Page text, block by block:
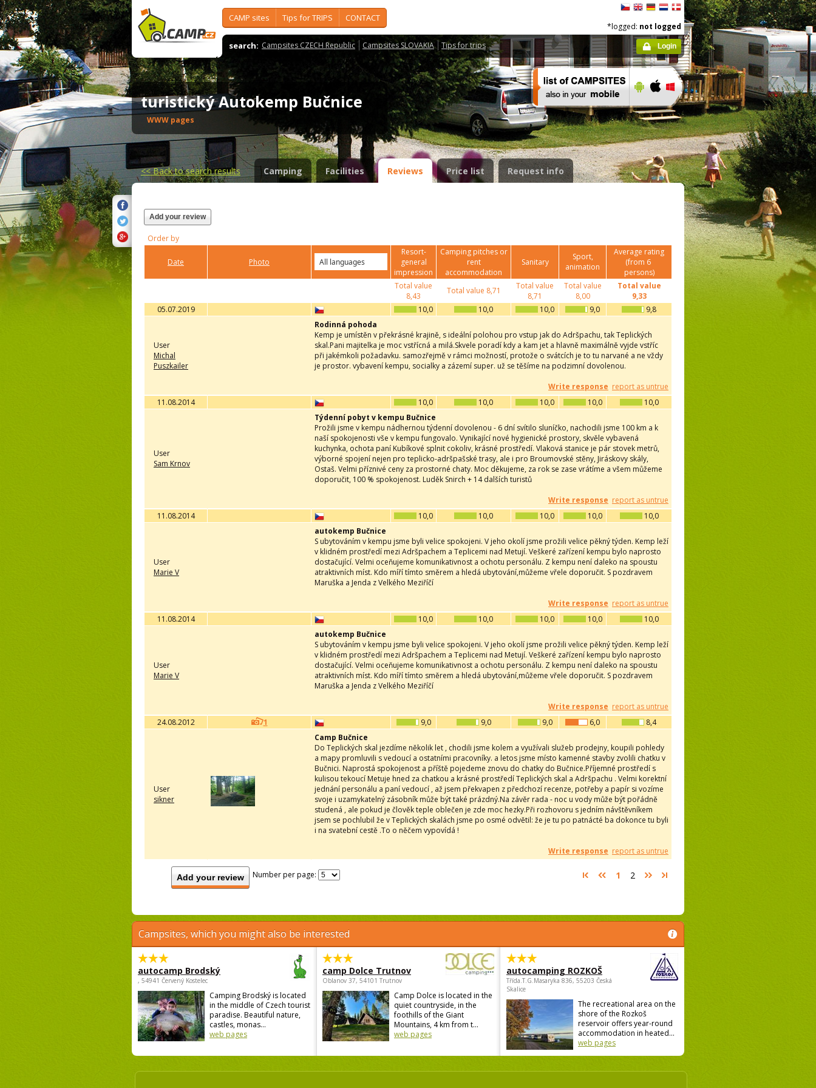
CAMP sites Tips for TRIPS CONTACT
search: Campsites CZECH Republic Campsites SLOVAKIA Tips for trips
*logged: not logged
Login
turistický Autokemp Bučnice
WWW pages
<<Back to search results Camping Facilities Reviews Price list Request info
Add your review
Order by
Date Photo
Resort-
general
impression
Camping pitches or
rent
accommodation
Sanitary
Sport,
animation
Average rating
(from 6
persons)
Total value
8,43
Total value 8,71
Total value
8,71
Total value
8,00
Total value
9,33
05.07.2019
10,0 10,0 10,0 9,0 9,8
User
Michal
Puszkailer
Rodinná pohoda
Kemp je umístěn v překrásné krajině, s ideální polohou pro vstup jak do Adršpachu, tak Teplických
skal.Pani majitelka je moc vstřícná a milá.Skvele poradí kdy a kam jet a hlavně maximálně vyjde vstříc
při jakémkoli požadavku. samozřejmě v rámci možností, protože o svátcích je to tu narvané a ne vždy
je prostor. vybavení kempu, socialky a zázemí super. už se těšíme na podzimní dovolenou.
Write response report as untrue
11.08.2014
10,0 10,0 10,0 10,0 10,0
User
Sam Krnov
Týdenní pobyt v kempu Bučnice
Prožili jsme v kempu nádhernou týdenní dovolenou - 6 dní svítilo sluníčko, nachodili jsme 100 km a k
naší spokojenosti vše v kempu fungovalo. Vynikající nové hygienické prostory, skvěle vybavená
kuchynka, ochota paní Kubíkové splnit cokoliv, krásné prostředí. Vlaková stanice je pár stovek metrů,
výborné spojení nejen pro teplicko-adršpašské trasy, ale i pro Broumovské stěny, Jiráskovy skály,
Ostaš. Velmi příznivé ceny za prostorné chaty. Moc děkujeme, za rok se zase vrátíme a všem můžeme
doporučit, 100 % spokojenost. Luděk Snirch + 14 dalších turistů
Write response report as untrue
11.08.2014
10,0 10,0 10,0 10,0 10,0
User
Marie V
autokemp Bučnice
S ubytováním v kempu jsme byli velice spokojeni. V jeho okolí jsme prožili velice pěkný týden. Kemp leží
v klidném prostředí mezi Adršpachem a Teplicemi nad Metují. Veškeré zařízení kempu bylo naprosto
dostačující. Velmi oceňujeme komunikativnost a ochotu personálu. Z kempu není daleko na spoustu
atraktivních míst. Kdo míří tímto směrem a hledá ubytování,můžeme vřele doporučit. S pozdravem
Maruška a Jenda z Velkého Meziříčí
Write response report as untrue
11.08.2014
10,0 10,0 10,0 10,0 10,0
User
Marie V
autokemp Bučnice
S ubytováním v kempu jsme byli velice spokojeni. V jeho okolí jsme prožili velice pěkný týden. Kemp leží
v klidném prostředí mezi Adršpachem a Teplicemi nad Metují. Veškeré zařízení kempu bylo naprosto
dostačující. Velmi oceňujeme komunikativnost a ochotu personálu. Z kempu není daleko na spoustu
atraktivních míst. Kdo míří tímto směrem a hledá ubytování,můžeme vřele doporučit. S pozdravem
Maruška a Jenda z Velkého Meziříčí
Write response report as untrue
24.08.2012
1 9,0 9,0 9,0 6,0 8,4
User
sikner
Camp Bučnice
Do Teplických skal jezdíme několik let , chodili jsme kolem a využívali služeb prodejny, koupili pohledy
a mapy promluvili s vedoucí a ostatními pracovníky. a letos jsme místo kamenné stavby zvolili chatku v
Bučnici. Naprostá spokojenost a příště pojedeme znovu do chatky do Bučnice.Příjemné prostředí s
kulisou tekoucí Metuje hned za chatkou a krásné prostředí Teplických skal a Adršpachu . Velmi korektní
jednání personálu a paní vedoucí , až jsem překvapen z předchozí recenze, potřeby a papír si vozíme
svoje i uzamykatelný zásobník může být také prázdný.Na závěr rada - noc u vody může být pořádně
studená , ale pokud je člověk teple oblečen je zde moc hezky.Při rozhovoru s jedním návštěvníkem
jsem se pochlubil že v Teplických skalách jsme po osmé odvětil: že je tu po patnácté ba dokonce tu byli
i na svatební cestě .To o něčem vypovídá !
Write response report as untrue
Add your review Number per page: 1 2
Campsites, which you might also be interested
autocamp Brodský
, 54941 Červený Kostelec
Camping Brodský is located
in the middle of Czech tourist
paradise. Beautiful nature,
castles, monas...
web pages
camp Dolce Trutnov
Oblanov 37, 54101 Trutnov
Camp Dolce is located in the
quiet countryside, in the
foothills of the Giant
Mountains, 4 km from t...
web pages
autocamping ROZKOŠ
Třída.T.G.Masaryka 836, 55203 Česká
Skalice
The recreational area on the
shore of the Rozkoš
reservoir offers year-round
accommodation in heated...
web pages